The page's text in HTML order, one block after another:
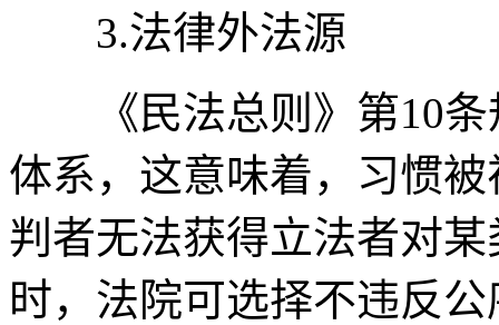
3.法律外法源
《民法总则》第10条
体系，这意味着，习惯
判者无法获得立法者对
时，法院可选择不违反